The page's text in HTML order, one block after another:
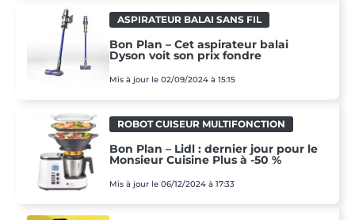
ASPIRATEUR BALAI SANS FIL
Bon Plan – Cet aspirateur balai
Dyson voit son prix fondre
Mis à jour le 02/09/2024 à 15:15
ROBOT CUISEUR MULTIFONCTION
Bon Plan – Lidl : dernier jour pour le
Monsieur Cuisine Plus à -50 %
Mis à jour le 06/12/2024 à 17:33